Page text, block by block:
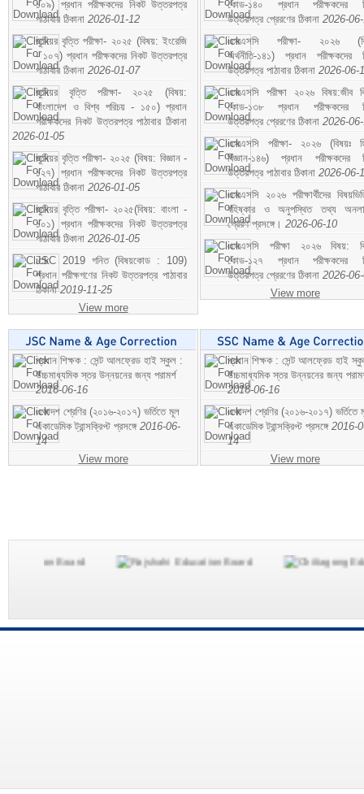
১০৯) প্রধান পরীক্ষকদের নিকট উত্তরপত্র
পাঠাবার ঠিকানা 2026-01-12
জুনিয়র বৃত্তি পরীক্ষা- ২০২৫ (বিষয়: ইংরেজি
- ১০৭) প্রধান পরীক্ষকদের নিকট উত্তরপত্র
পাঠাবার ঠিকানা 2026-01-07
জুনিয়র বৃত্তি পরীক্ষা- ২০২৫ (বিষয়:
বাংলাদেশ ও বিশ্ব পরিচয় - ১৫০) প্রধান
পরীক্ষকদের নিকট উত্তরপত্র পাঠাবার ঠিকানা
2026-01-05
জুনিয়র বৃত্তি পরীক্ষা- ২০২৫ (বিষয়: বিজ্ঞান -
১২৭) প্রধান পরীক্ষকদের নিকট উত্তরপত্র
পাঠাবার ঠিকানা 2026-01-05
জুনিয়র বৃত্তি পরীক্ষা- ২০২৫(বিষয়: বাংলা -
১০১) প্রধান পরীক্ষকদের নিকট উত্তরপত্র
পাঠাবার ঠিকানা 2026-01-05
JSC 2019 গনিত (বিষয়কোড : 109)
প্রধান পরীক্ষগণের নিকট উত্তরপত্র পাঠাবার
ঠিকানা2019-11-25
View more
কোড-১৪০ প্রধান পরীক্ষকদের
উত্তরপত্র প্রেরণের ঠিকানা 2026-
এসএসসি পরীক্ষা- ২০২৬
অর্থনীতি-১৪১) প্রধান পরীক্ষকদের
উত্তরপত্র পাঠাবার ঠিকানা 2026-06-
এসএসসি পরীক্ষা ২০২৬ বিষয়:জীব
কোড-১৩৮ প্রধান পরীক্ষকদের
উত্তরপত্র প্রেরণের ঠিকানা 2026-
এসএসসি পরীক্ষা- ২০২৬ (বিষয়ঃ
বিজ্ঞান-১৪৬) প্রধান পরীক্ষকদের
উত্তরপত্র পাঠাবার ঠিকানা 2026-06-
এসএসসি ২০২৬ পরীক্ষার্থীদের
বহিষ্কার ও অনুপস্থিত তথ্য
প্রেরণ প্রসঙ্গে। 2026-06-10
এসএসসি পরীক্ষা ২০২৬ বিষয়:
কোড-১২৭ প্রধান পরীক্ষকদের
উত্তরপত্র প্রেরণের ঠিকানা 2026-
View more
প্রধান শিক্ষক : সেন্ট আলফ্রেড হাই স্কুল :
উচ্চমাধ্যমিক স্তর উন্নয়নের জন্য পরামর্শ
2016-06-16
একাদশ শ্রেণির (২০১৬-২০১৭) ভর্তিতে মূল
একাডেমিক ট্রান্সক্রিপ্ট প্রসঙ্গে 2016-06-
14
View more
প্রধান শিক্ষক : সেন্ট আলফ্রেড হাই
উচ্চমাধ্যমিক স্তর উন্নয়নের জন্য
2016-06-16
একাদশ শ্রেণির (২০১৬-২০১৭) ভর্তিতে
একাডেমিক ট্রান্সক্রিপ্ট প্রসঙ্গে 2016-
14
View more